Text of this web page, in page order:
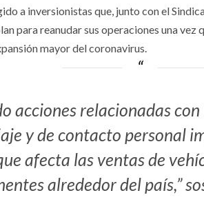
a inversionistas que, junto con el
para reanudar sus operaciones una
mayor del coronavirus.
acciones relacionadas
y de contacto personal
afecta las ventas de
alrededor del país,”